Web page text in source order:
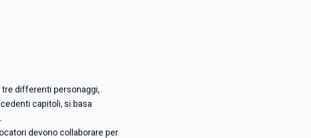
differenti personaggi,
capitoli, si basa
devono collaborare per